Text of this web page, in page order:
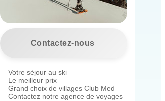
Contactez-nous
Votre séjour au ski
Le meilleur prix
Grand choix de villages Club Med
Contactez notre agence de voyages